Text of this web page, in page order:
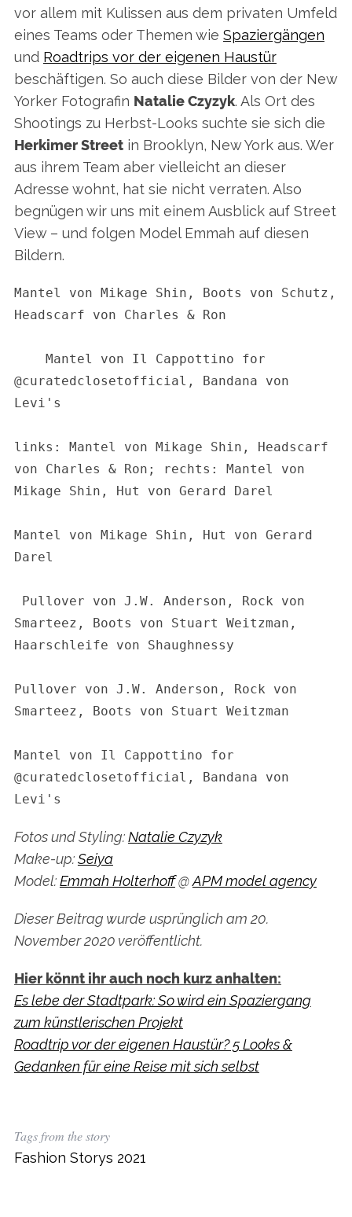
vor allem mit Kulissen aus dem privaten Umfeld
eines Teams oder Themen wie Spaziergängen
und Roadtrips vor der eigenen Haustür
beschäftigen. So auch diese Bilder von der New
Yorker Fotografin Natalie Czyzyk. Als Ort des
Shootings zu Herbst-Looks suchte sie sich die
Herkimer Streetin Brooklyn, New York aus. Wer
aus ihrem Team aber vielleicht an dieser
Adresse wohnt, hat sie nicht verraten. Also
begnügen wir uns mit einem Ausblick auf Street
View – und folgen Model Emmah auf diesen
Bildern.
Mantel von Mikage Shin, Boots von Schutz,
Headscarf von Charles & Ron
Mantel von Il Cappottino for
@curatedclosetofficial, Bandana von
Levi's
links: Mantel von Mikage Shin, Headscarf
von Charles & Ron; rechts: Mantel von
Mikage Shin, Hut von Gerard Darel
Mantel von Mikage Shin, Hut von Gerard
Darel
Pullover von J.W. Anderson, Rock von
Smarteez, Boots von Stuart Weitzman,
Haarschleife von Shaughnessy
Pullover von J.W. Anderson, Rock von
Smarteez, Boots von Stuart Weitzman
Mantel von Il Cappottino for
@curatedclosetofficial, Bandana von
Levi's
Fotos und Styling:Natalie Czyzyk
Make-up:Seiya
Model:Emmah Holterhoff@APM model agency
Dieser Beitrag wurde usprünglich am 20.
November 2020 veröffentlicht.
Hier könnt ihr auch noch kurz anhalten:
Es lebe der Stadtpark: So wird ein Spaziergang
zum künstlerischen Projekt
Roadtrip vor der eigenen Haustür? 5 Looks &
Gedanken für eine Reise mit sich selbst
Tags from the story
Fashion Storys 2021
r
c